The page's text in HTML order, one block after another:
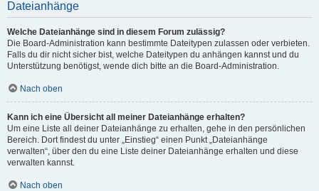
Dateianhänge
Welche Dateianhänge sind in diesem Forum zulässig?
Die Board-Administration kann bestimmte Dateitypen zulassen oder verbieten.
Falls du dir nicht sicher bist, welche Dateitypen du anhängen kannst und du
Unterstützung benötigst, wende dich bitte an die Board-Administration.
Nach oben
Kann ich eine Übersicht all meiner Dateianhänge erhalten?
Um eine Liste all deiner Dateianhänge zu erhalten, gehe in den persönlichen
Bereich. Dort findest du unter „Einstieg“ einen Punkt „Dateianhänge
verwalten“, über den du eine Liste deiner Dateianhänge erhalten und diese
verwalten kannst.
Nach oben